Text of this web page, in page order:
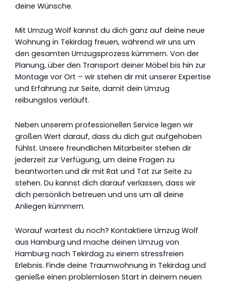
deine Wünsche.
Mit Umzug Wolf kannst du dich ganz auf deine neue
Wohnung in Tekirdag freuen, während wir uns um
den gesamten Umzugsprozess kümmern. Von der
Planung, über den Transport deiner Möbel bis hin zur
Montage vor Ort – wir stehen dir mit unserer Expertise
und Erfahrung zur Seite, damit dein Umzug
reibungslos verläuft.
Neben unserem professionellen Service legen wir
großen Wert darauf, dass du dich gut aufgehoben
fühlst. Unsere freundlichen Mitarbeiter stehen dir
jederzeit zur Verfügung, um deine Fragen zu
beantworten und dir mit Rat und Tat zur Seite zu
stehen. Du kannst dich darauf verlassen, dass wir
dich persönlich betreuen und uns um all deine
Anliegen kümmern.
Worauf wartest du noch? Kontaktiere Umzug Wolf
aus Hamburg und mache deinen Umzug von
Hamburg nach Tekirdag zu einem stressfreien
Erlebnis. Finde deine Traumwohnung in Tekirdag und
genieße einen problemlosen Start in deinem neuen